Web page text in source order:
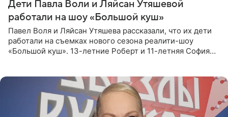
Дети Павла Воли и Ляйсан Утяшевой
работали на шоу «Большой куш»
Павел Воля и Ляйсан Утяшева рассказали, что их дети
работали на съемках нового сезона реалити-шоу
«Большой куш». 13-летние Роберт и 11-летняя София